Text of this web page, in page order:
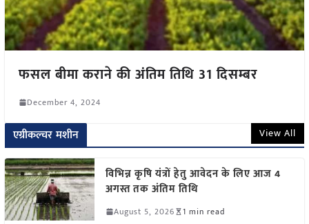
फसल बीमा कराने की अंतिम तिथि 31 दिसम्बर
December 4, 2024
एग्रीकल्चर मशीन View All
विभिन्न कृषि यंत्रों हेतु आवेदन के लिए आज 4
अगस्त तक अंतिम तिथि
August 5, 2026 1 min read